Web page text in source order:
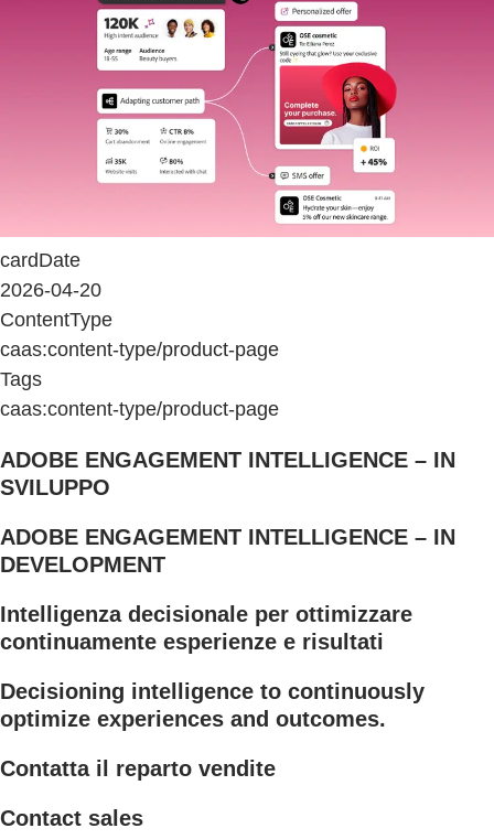
cardDate
2026-04-20
ContentType
caas:content-type/product-page
Tags
caas:content-type/product-page
ADOBE ENGAGEMENT INTELLIGENCE – IN
SVILUPPO
ADOBE ENGAGEMENT INTELLIGENCE – IN
DEVELOPMENT
Intelligenza decisionale per ottimizzare
continuamente esperienze e risultati
Decisioning intelligence to continuously
optimize experiences and outcomes.
Contatta il reparto vendite
Contact sales